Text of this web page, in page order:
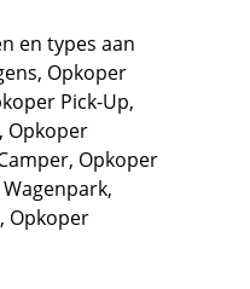
en types aan
, Opkoper
Pick-Up,
, Opkoper
, Opkoper
,
, Opkoper